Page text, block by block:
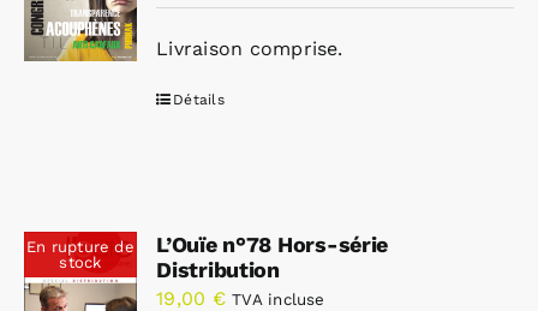
Livraison comprise.
Détails
En rupture de
stock
L’Ouïe n°78 Hors-série
Distribution
19,00 € TVA incluse